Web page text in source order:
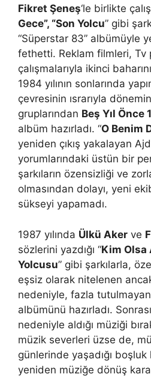
Fikret Şeneş‘le birlikte
Gece”, “Son Yolcu” gibi
“Süperstar 83” albümüyle
fethetti. Reklam filmleri, Tv
çalışmalarıyla ikinci
1984 yılının sonlarında
çevresinin ısrarıyla
gruplarından Beş Yıl Önce
albüm hazırladı. “O Benim
yeniden çıkış yakalayan
yorumlarındaki üstün bir
şarkıların özensizliği ve
olmasından dolayı, yeni
sükseyi yapamadı.
1987 yılında Ülkü Aker ve
sözlerini yazdığı “Kim Olsa
Yolcusu” gibi şarkılarla,
eşsiz olarak nitelenen
nedeniyle, fazla tutulmayan
albümünü hazırladı.
nedeniyle aldığı müziği
müzik severleri üzse de,
günlerinde yaşadığı
yeniden müziğe dönüş